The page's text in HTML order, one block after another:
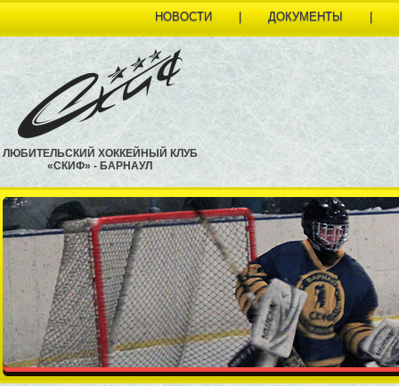
НОВОСТИ | ДОКУМЕНТЫ |
ЛЮБИТЕЛЬСКИЙ ХОККЕЙНЫЙ КЛУБ
«СКИФ» - БАРНАУЛ